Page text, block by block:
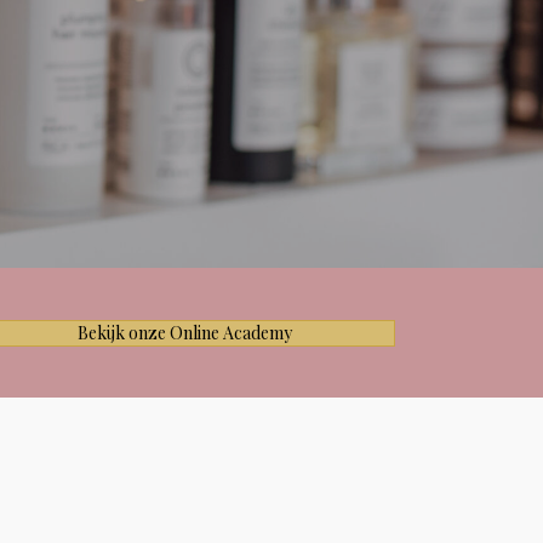
Bekijk onze Online Academy